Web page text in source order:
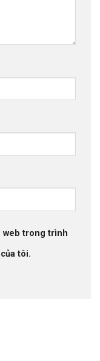
web trong trình
tôi.